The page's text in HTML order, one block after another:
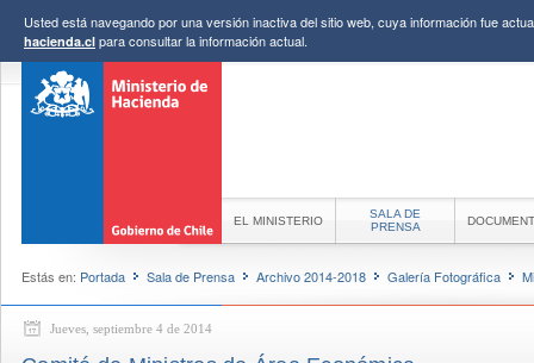
Usted está navegando por una versión inactiva del sitio web, cuya información fue
hacienda.cl para consultar la información actual.
EL MINISTERIO
SALA DE
PRENSA
Estás en: Portada Sala de Prensa Archivo 2014-2018 Galería Fotográfica
Jueves, septiembre 4 de 2014